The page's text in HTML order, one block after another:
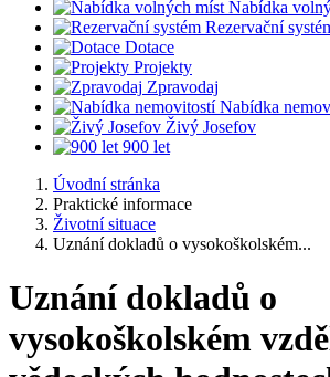
Nabídka
Rezervační
Dotace
Projekty
Zpravodaj
Nabídka
Živý Josefov
900 let
Úvodní stránka
Praktické informace
Životní situace
Uznání dokladů o vysokoškolském...
Uznání dokladů o
vysokoškolském